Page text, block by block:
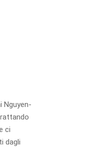
Nguyen-
ci
dagli